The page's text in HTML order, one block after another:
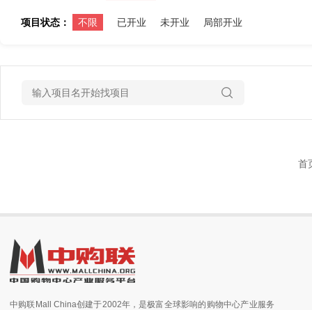
项目状态： 不限 已开业 未开业 局部开业
首
中购联Mall China创建于2002年，是极富全球影响的购物中心产业服务